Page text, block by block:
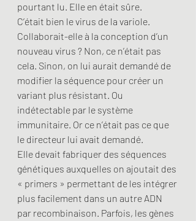
pourtant lu. Elle en était sûre.
C’était bien le virus de la variole.
Collaborait-elle à la conception d’un
nouveau virus ? Non, ce n’était pas
cela. Sinon, on lui aurait demandé de
modifier la séquence pour créer un
variant plus résistant. Ou
indétectable par le système
immunitaire. Or ce n’était pas ce que
le directeur lui avait demandé.
Elle devait fabriquer des séquences
génétiques auxquelles on ajoutait des
« primers » permettant de les intégrer
plus facilement dans un autre ADN
par recombinaison. Parfois, les gènes